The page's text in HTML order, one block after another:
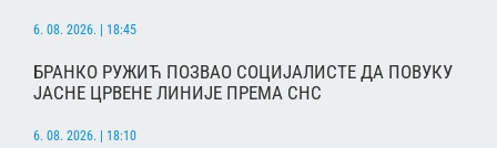
6. 08. 2026. | 18:45
БРАНКО РУЖИЋ ПОЗВАО СОЦИЈАЛИСТЕ ДА ПОВУКУ
ЈАСНЕ ЦРВЕНЕ ЛИНИЈЕ ПРЕМА СНС
6. 08. 2026. | 18:10